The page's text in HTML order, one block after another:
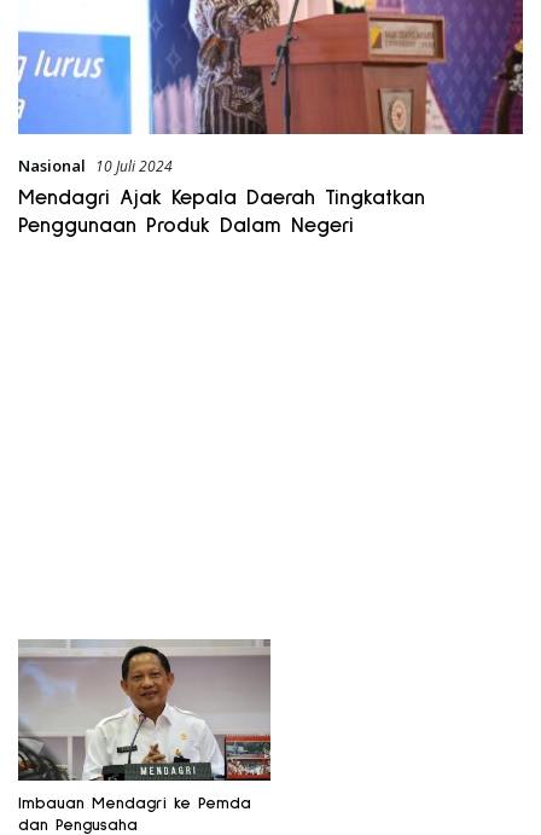
Nasional 10 Juli 2024
Mendagri Ajak Kepala Daerah Tingkatkan
Penggunaan Produk Dalam Negeri
Imbauan Mendagri ke Pemda
dan Pengusaha